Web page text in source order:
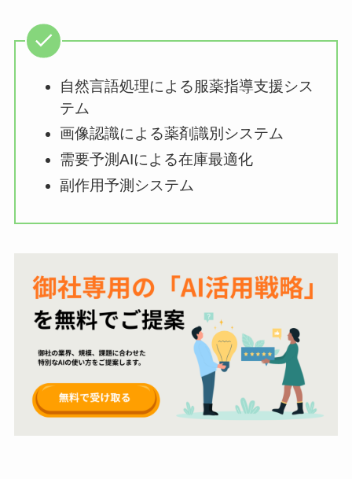
自然言語処理による服薬指導支援シス
テム
画像認識による薬剤識別システム
需要予測AIによる在庫最適化
副作用予測システム